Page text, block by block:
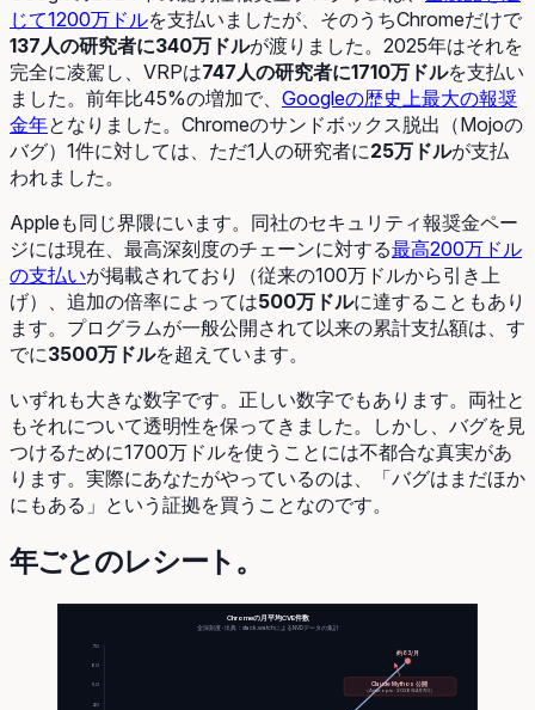
じて1200万ドルを支払いましたが、そのうちChromeだけで
137人の研究者に340万ドルが渡りました。2025年はそれを
完全に凌駕し、VRPは747人の研究者に1710万ドルを支払い
ました。前年比45%の増加で、 Googleの歴史上最大の報奨
金年となりました。Chromeのサンドボックス脱出（Mojoの
バグ）1件に対しては、ただ1人の研究者に25万ドルが支払
われました。
Appleも同じ界隈にいます。同社のセキュリティ報奨金ペー
ジには現在、最高深刻度のチェーンに対する最高200万ドル
の支払いが掲載されており（従来の100万ドルから引き上
げ）、追加の倍率によっては500万ドルに達することもあり
ます。プログラムが一般公開されて以来の累計支払額は、す
でに3500万ドルを超えています。
いずれも大きな数字です。正しい数字でもあります。両社と
もそれについて透明性を保ってきました。しかし、バグを見
つけるために1700万ドルを使うことには不都合な真実があ
ります。実際にあなたがやっているのは、「バグはまだほか
にもある」という証拠を買うことなのです。
年ごとのレシート。
Chromeの月平均CVE件数
全深刻度 · 出典：stack.watchによるNVDデータの集計
70
60
50
40
約63/月
Claude Mythos 公開
（Anthropic · 2026年4月7日）